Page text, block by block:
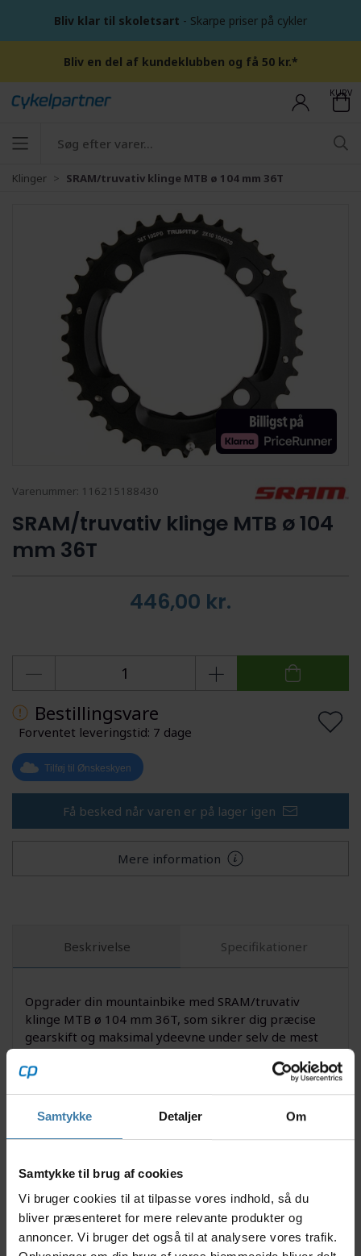
Samtykke Detaljer Om
Samtykke til brug af cookies
Vi bruger cookies til at tilpasse vores indhold, så du
bliver præsenteret for mere relevante produkter og
annoncer. Vi bruger det også til at analysere vores trafik.
Bliv klar til skoletsart - Skarpe priser på cykler
Bliv en del af kundeklubben og få 50 kr.*
KURV
Klinger SRAM/truvativ klinge MTB ø 104 mm 36T
Varenummer: 116215188430
SRAM/truvativ klinge MTB ø 104
mm 36T
446,00 kr.
Bestillingsvare
Forventet leveringstid: 7 dage
Tilføj til Ønskeskyen
Få besked når varen er på lager igen
Mere information
Beskrivelse Specifikationer
Opgrader din mountainbike med SRAM/truvativ
klinge MTB ø 104 mm 36T, som sikrer dig præcise
gearskift og maksimal ydeevne under selv de mest
krævende forhold. Denne aluminiumsklinge er
designet til cyklister, der søger holdbarhed og
balancen mellem fart på flade strækninger og kontrol
på tekniske op- og nedkørsler.
Nyttige facts
Robust konstruktion i letvægts-aluminium
Passer til krankarme med 104 mm bolt cirkel
diameter